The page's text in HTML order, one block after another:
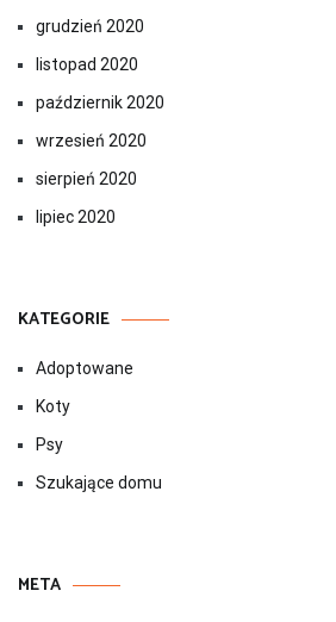
grudzień 2020
listopad 2020
październik 2020
wrzesień 2020
sierpień 2020
lipiec 2020
KATEGORIE
Adoptowane
Koty
Psy
Szukające domu
META